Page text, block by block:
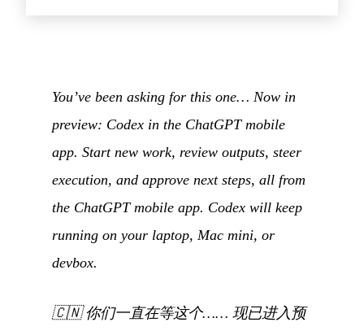
You’ve been asking for this one… Now in
preview: Codex in the ChatGPT mobile
app. Start new work, review outputs, steer
execution, and approve next steps, all from
the ChatGPT mobile app. Codex will keep
running on your laptop, Mac mini, or
devbox.
🇨🇳你们一直在等这个…… 现已进入预